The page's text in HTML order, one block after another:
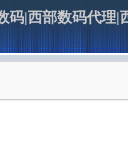
码|西部数码代理|